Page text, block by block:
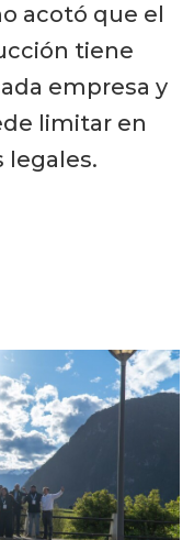
acotó que el
tiene
empresa y
limitar en
legales.